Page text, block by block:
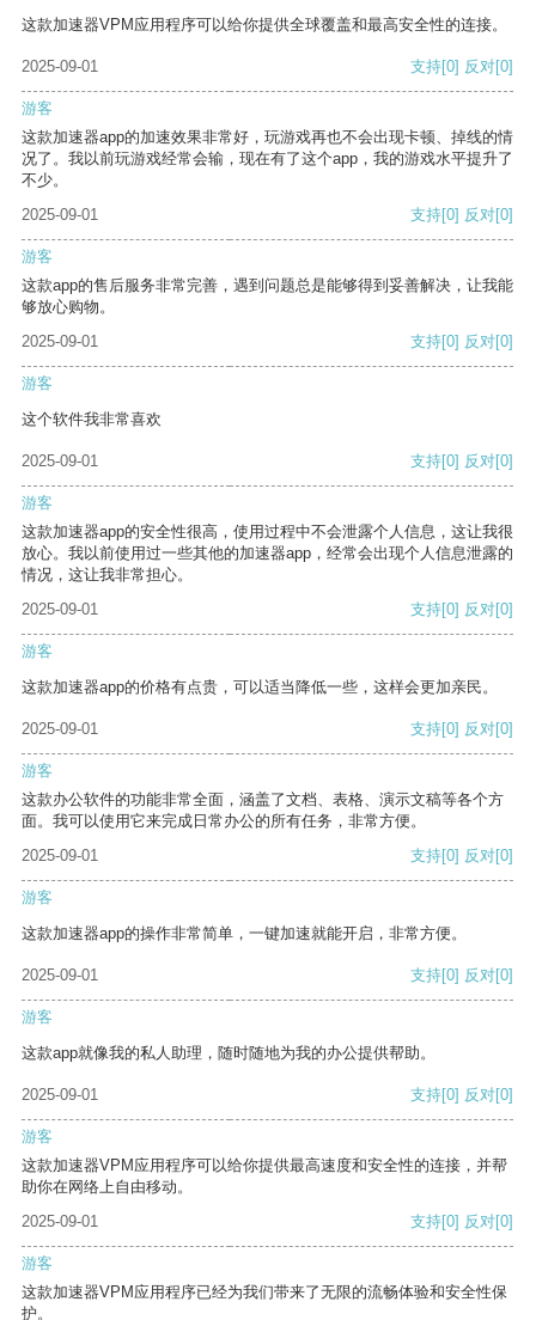
这款加速器VPM应用程序可以给你提供全球覆盖和最高安全性的连接。
2025-09-01 支持[0] 反对[0]
游客
这款加速器app的加速效果非常好，玩游戏再也不会出现卡顿、掉线的情
况了。我以前玩游戏经常会输，现在有了这个app，我的游戏水平提升了
不少。
2025-09-01
支持[0] 反对[0]
游客
这款app的售后服务非常完善，遇到问题总是能够得到妥善解决，让我能
够放心购物。
2025-09-01
支持[0] 反对[0]
游客
这个软件我非常喜欢
2025-09-01 支持[0] 反对[0]
游客
这款加速器app的安全性很高，使用过程中不会泄露个人信息，这让我很
放心。我以前使用过一些其他的加速器app，经常会出现个人信息泄露的
情况，这让我非常担心。
2025-09-01
支持[0] 反对[0]
游客
这款加速器app的价格有点贵，可以适当降低一些，这样会更加亲民。
2025-09-01 支持[0] 反对[0]
游客
这款办公软件的功能非常全面，涵盖了文档、表格、演示文稿等各个方
面。我可以使用它来完成日常办公的所有任务，非常方便。
2025-09-01
支持[0] 反对[0]
游客
这款加速器app的操作非常简单，一键加速就能开启，非常方便。
2025-09-01 支持[0] 反对[0]
游客
这款app就像我的私人助理，随时随地为我的办公提供帮助。
2025-09-01 支持[0] 反对[0]
游客
这款加速器VPM应用程序可以给你提供最高速度和安全性的连接，并帮
助你在网络上自由移动。
2025-09-01
支持[0] 反对[0]
游客
这款加速器VPM应用程序已经为我们带来了无限的流畅体验和安全性保
护。